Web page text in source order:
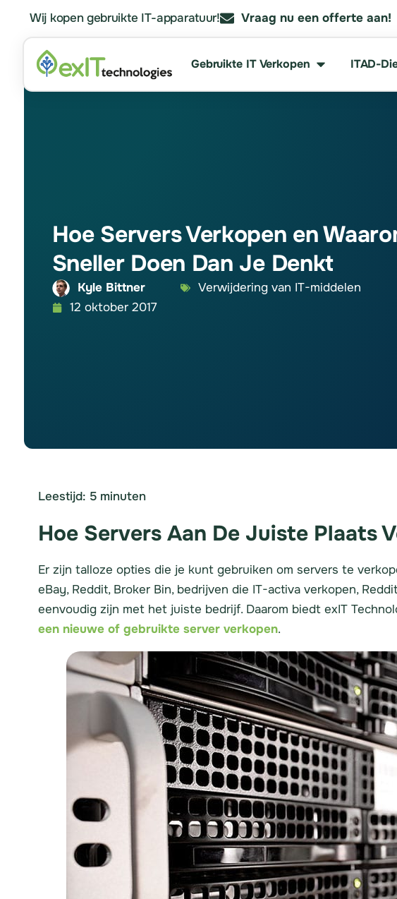
Wij kopen gebruikte IT-apparatuur! Vraag nu een offerte aan!
Gebruikte IT Verkopen ITAD-
Hoe Servers Verkopen en
Sneller Doen Dan Je Denkt
Kyle Bittner
Verwijdering van IT-middelen
12 oktober 2017
Leestijd: 5 minuten
Hoe Servers Aan De Juiste Plaats
Er zijn talloze opties die je kunt gebruiken om servers te
eBay, Reddit, Broker Bin, bedrijven die IT-activa verkopen,
eenvoudig zijn met het juiste bedrijf. Daarom biedt exIT
een nieuwe of gebruikte server verkopen.